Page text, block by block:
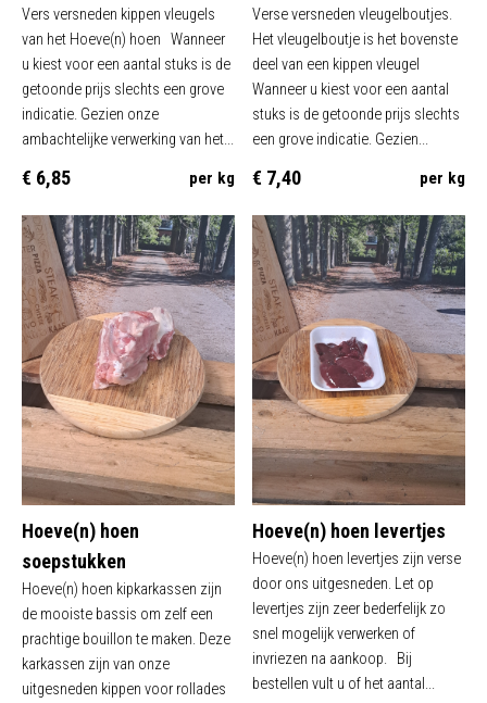
Vers versneden kippen vleugels
van het Hoeve(n) hoen Wanneer
u kiest voor een aantal stuks is de
getoonde prijs slechts een grove
indicatie. Gezien onze
ambachtelijke verwerking van het...
€ 6,85 per kg
Verse versneden vleugelboutjes.
Het vleugelboutje is het bovenste
deel van een kippen vleugel
Wanneer u kiest voor een aantal
stuks is de getoonde prijs slechts
een grove indicatie. Gezien...
€ 7,40 per kg
Hoeve(n) hoen
soepstukken
Hoeve(n) hoen kipkarkassen zijn
de mooiste bassis om zelf een
prachtige bouillon te maken. Deze
karkassen zijn van onze
uitgesneden kippen voor rollades
Hoeve(n) hoen levertjes
Hoeve(n) hoen levertjes zijn verse
door ons uitgesneden. Let op
levertjes zijn zeer bederfelijk zo
snel mogelijk verwerken of
invriezen na aankoop. Bij
bestellen vult u of het aantal...